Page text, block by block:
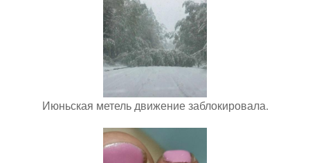
Июньская метель движение заблокировала.